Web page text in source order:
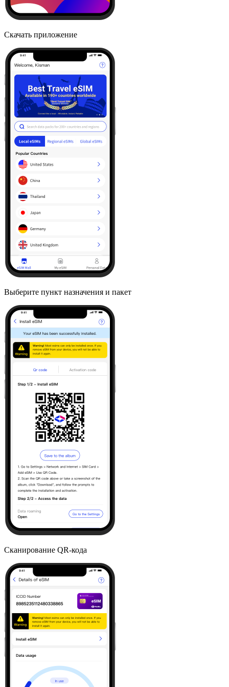
Скачать приложение
Выберите пункт назначения и пакет
Сканирование QR-кода